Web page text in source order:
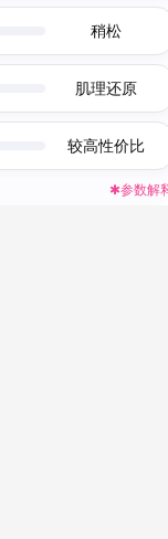
稍松
肌理还原
较高性价比
✱参数解